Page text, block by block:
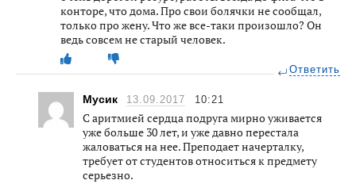
конторе, что дома. Про свои болячки не сообщал,
только про жену. Что же все-таки произошло? Он
ведь совсем не старый человек.
Ответить
Мусик 13.09.2017 10:21
С аритмией сердца подруга мирно уживается
уже больше 30 лет, и уже давно перестала
жаловаться на нее. Преподает начерталку,
требует от студентов относиться к предмету
серьезно.